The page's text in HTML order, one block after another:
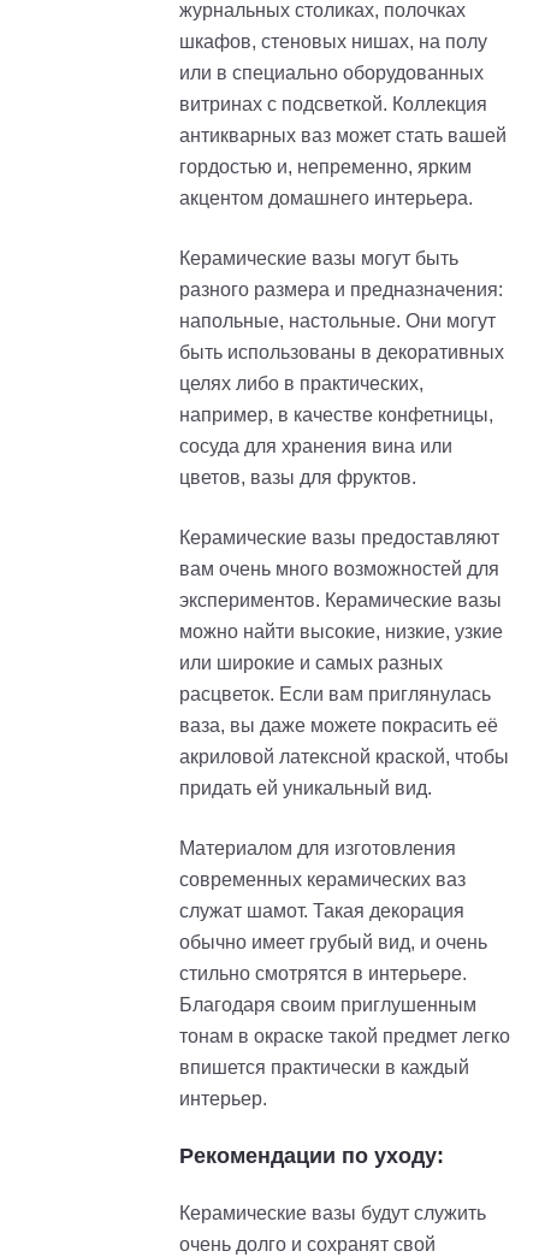
журнальных столиках, полочках
шкафов, стеновых нишах, на полу
или в специально оборудованных
витринах с подсветкой. Коллекция
антикварных ваз может стать вашей
гордостью и, непременно, ярким
акцентом домашнего интерьера.
Керамические вазы могут быть
разного размера и предназначения:
напольные, настольные. Они могут
быть использованы в декоративных
целях либо в практических,
например, в качестве конфетницы,
сосуда для хранения вина или
цветов, вазы для фруктов.
Керамические вазы предоставляют
вам очень много возможностей для
экспериментов. Керамические вазы
можно найти высокие, низкие, узкие
или широкие и самых разных
расцветок. Если вам приглянулась
ваза, вы даже можете покрасить её
акриловой латексной краской, чтобы
придать ей уникальный вид.
Материалом для изготовления
современных керамических ваз
служат шамот. Такая декорация
обычно имеет грубый вид, и очень
стильно смотрятся в интерьере.
Благодаря своим приглушенным
тонам в окраске такой предмет легко
впишется практически в каждый
интерьер.
Рекомендации по уходу:
Керамические вазы будут служить
очень долго и сохранят свой